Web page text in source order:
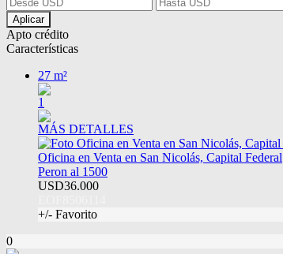
Aplicar
Apto crédito
Características
27 m²
1
MÁS DETALLES
Oficina en Venta en San Nicolás, Capital Federal
Peron al 1500
USD36.000
+/- Favorito
0